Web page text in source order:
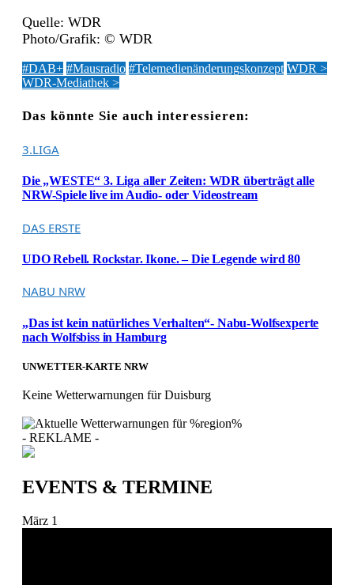
Quelle: WDR
Photo/Grafik: © WDR
#DAB+ #Mausradio #Telemedienänderungskonzept WDR >
WDR-Mediathek >
Das könnte Sie auch interessieren:
3.LIGA
Die „WESTE“ 3. Liga aller Zeiten: WDR überträgt alle
NRW-Spiele live im Audio- oder Videostream
DAS ERSTE
UDO Rebell. Rockstar. Ikone. – Die Legende wird 80
NABU NRW
„Das ist kein natürliches Verhalten“- Nabu-Wolfsexperte
nach Wolfsbiss in Hamburg
UNWETTER-KARTE NRW
Keine Wetterwarnungen für Duisburg
- REKLAME -
EVENTS & TERMINE
März 1